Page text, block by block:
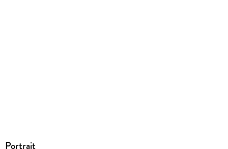
Portrait